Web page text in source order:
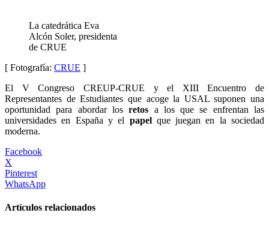
La catedrática Eva
Alcón Soler, presidenta
de CRUE
[ Fotografía: CRUE ]
El V Congreso CREUP-CRUE y el XIII Encuentro de
Representantes de Estudiantes que acoge la USAL suponen una
oportunidad para abordar losretos a los que se enfrentan las
universidades en España y el papelque juegan en la sociedad
moderna.
Facebook
X
Pinterest
WhatsApp
Artículos relacionados